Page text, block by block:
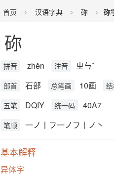
首页 汉语字典 䂧 䂧
䂧
拼音 zhěn 注音 ㄓㄣˇ
部首 石部 总笔画 10画
五笔 DQIY 统一码 40A7
笔顺 一ノ丨フ一ノフ丨ノ丶
基本解释
异体字